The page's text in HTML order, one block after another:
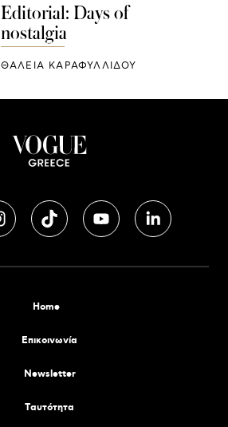
Editorial: Days of
nostalgia
ΘΑΛΕΙΑ ΚΑΡΑΦΥΛΛΙΔΟΥ
Home
Επικοινωνία
Newsletter
Tαυτότητα